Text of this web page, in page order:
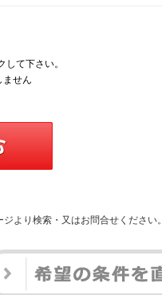
て下さい。
ません
より検索・又はお問合せください。